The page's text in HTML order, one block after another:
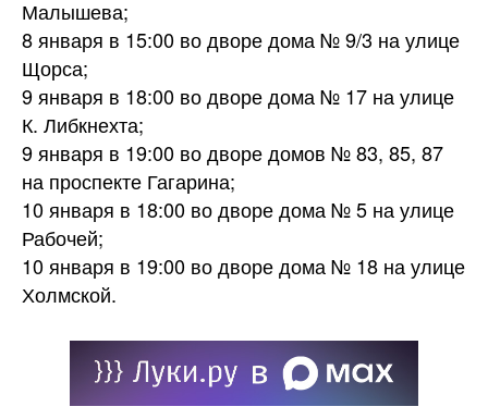
Малышева;
8 января в 15:00 во дворе дома № 9/3 на улице
Щорса;
9 января в 18:00 во дворе дома № 17 на улице
К. Либкнехта;
9 января в 19:00 во дворе домов № 83, 85, 87
на проспекте Гагарина;
10 января в 18:00 во дворе дома № 5 на улице
Рабочей;
10 января в 19:00 во дворе дома № 18 на улице
Холмской.